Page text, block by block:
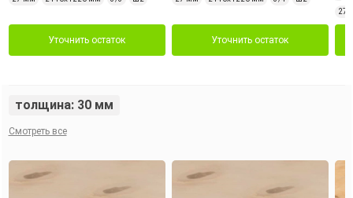
Уточнить остаток Уточнить остаток
27
толщина: 30 мм
Смотреть все